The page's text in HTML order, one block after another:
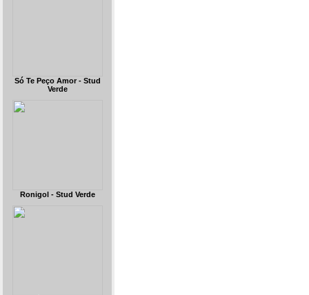
Só Te Peço Amor - Stud
Verde
Ronigol - Stud Verde